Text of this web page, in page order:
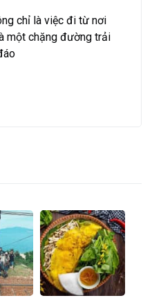
chỉ là việc đi từ nơi
một chặng đường trải